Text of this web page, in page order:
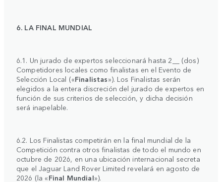
6. LA FINAL MUNDIAL
6.1. Un jurado de expertos seleccionará hasta 2__ (dos)
Competidores locales como finalistas en el Evento de
Selección Local («Finalistas»). Los Finalistas serán
elegidos a la entera discreción del jurado de expertos en
función de sus criterios de selección, y dicha decisión
será inapelable.
6.2. Los Finalistas competirán en la final mundial de la
Competición contra otros finalistas de todo el mundo en
octubre de 2026, en una ubicación internacional secreta
que el Jaguar Land Rover Limited revelará en agosto de
2026 (la «Final Mundial»).